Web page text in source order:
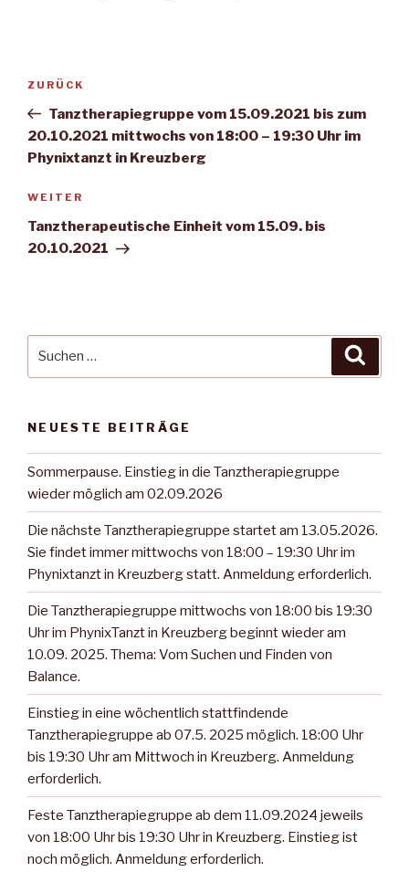
Beitragsnavigation
Vorheriger
Beitrag
ZURÜCK
Tanztherapiegruppe vom 15.09.2021 bis zum
20.10.2021 mittwochs von 18:00 – 19:30 Uhr im
Phynixtanzt in Kreuzberg
Nächster
Beitrag
WEITER
Tanztherapeutische Einheit vom 15.09. bis
20.10.2021
NEUESTE BEITRÄGE
Sommerpause. Einstieg in die Tanztherapiegruppe
wieder möglich am 02.09.2026
Die nächste Tanztherapiegruppe startet am 13.05.2026.
Sie findet immer mittwochs von 18:00 – 19:30 Uhr im
Phynixtanzt in Kreuzberg statt. Anmeldung erforderlich.
Die Tanztherapiegruppe mittwochs von 18:00 bis 19:30
Uhr im PhynixTanzt in Kreuzberg beginnt wieder am
10.09. 2025. Thema: Vom Suchen und Finden von
Balance.
Einstieg in eine wöchentlich stattfindende
Tanztherapiegruppe ab 07.5. 2025 möglich. 18:00 Uhr
bis 19:30 Uhr am Mittwoch in Kreuzberg. Anmeldung
erforderlich.
Feste Tanztherapiegruppe ab dem 11.09.2024 jeweils
von 18:00 Uhr bis 19:30 Uhr in Kreuzberg. Einstieg ist
noch möglich. Anmeldung erforderlich.